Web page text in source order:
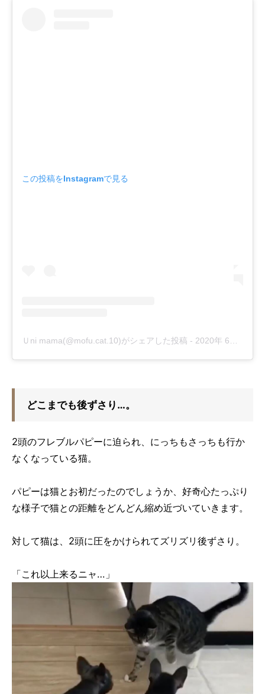
この投稿をInstagramで見る
Ｕni mama(@mofu.cat.10)がシェアした投稿 - 2020年 6月月19日午後4時34分PDT
どこまでも後ずさり…。
2頭のフレブルパピーに迫られ、にっちもさっちも行か
なくなっている猫。
パピーは猫とお初だったのでしょうか、好奇心たっぷり
な様子で猫との距離をどんどん縮め近づいていきます。
対して猫は、2頭に圧をかけられてズリズリ後ずさり。
「これ以上来るニャ…」